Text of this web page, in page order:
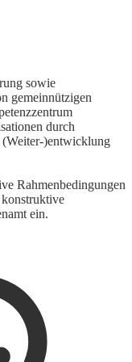
sowie
gemeinnützigen
durch
(Weiter-)entwicklung
Rahmenbedingungen
ein.